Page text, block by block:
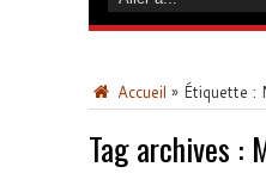
Accueil » Étiquette :
Tag archives :